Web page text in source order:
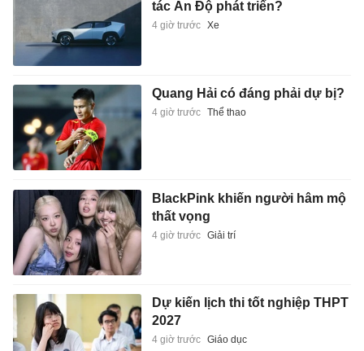
tác Ấn Độ phát triển?
4 giờ trước Xe
Quang Hải có đáng phải dự bị?
4 giờ trước Thể thao
BlackPink khiến người hâm mộ
thất vọng
4 giờ trước Giải trí
Dự kiến lịch thi tốt nghiệp THPT
2027
4 giờ trước Giáo dục